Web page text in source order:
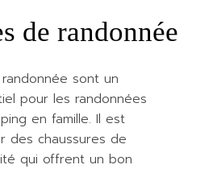
de randonnée
sont un
pour les randonnées
en famille. Il est
des chaussures de
qui offrent un bon